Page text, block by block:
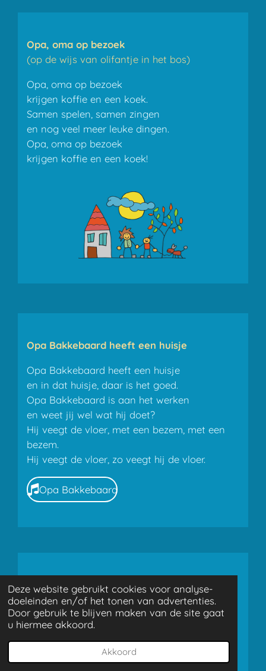
Deze website gebruikt cookies voor analyse-
doeleinden en/of het tonen van advertenties.
Door gebruik te blijven maken van de site gaat
u hiermee akkoord.
Akkoord
Opa, oma op bezoek
(op de wijs van olifantje in het bos)
Opa, oma op bezoek
krijgen koffie en een koek.
Samen spelen, samen zingen
en nog veel meer leuke dingen.
Opa, oma op bezoek
krijgen koffie en een koek!
Opa Bakkebaard heeft een huisje
Opa Bakkebaard heeft een huisje
en in dat huisje, daar is het goed.
Opa Bakkebaard is aan het werken
en weet jij wel wat hij doet?
Hij veegt de vloer, met een bezem, met een
bezem.
Hij veegt de vloer, zo veegt hij de vloer.
Opa Bakkebaard
Logeren
Ik ga het proberen, voor de eerste keer
logeren.
Ik ga het proberen, voor de eerste keer